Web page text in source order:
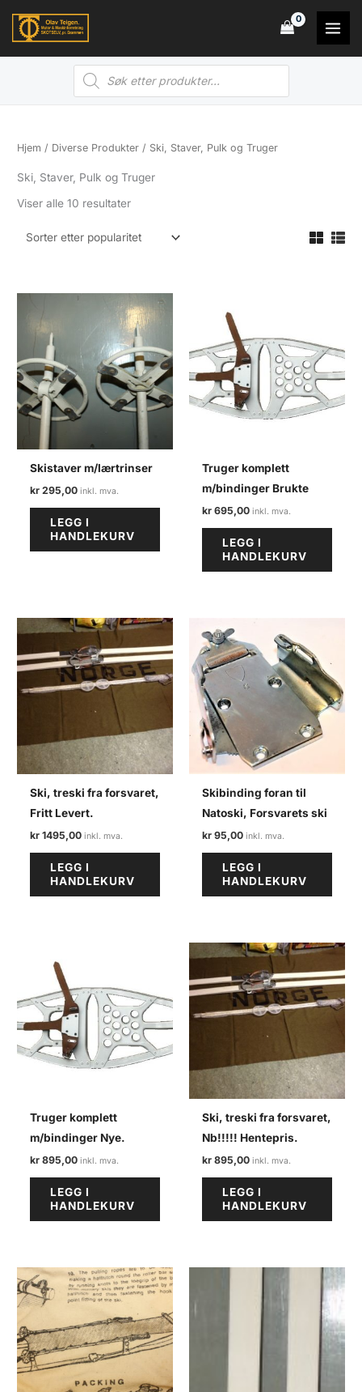
Products
search
Hjem / Diverse Produkter / Ski, Staver, Pulk og Truger
Ski, Staver, Pulk og Truger
Viser alle 10 resultaterSortert
Skistaver m/lærtrinser
kr 295,00
LEGG I
HANDLEKURV
Truger komplett
m/bindinger Brukte
kr 695,00
LEGG I
HANDLEKURV
Ski, treski fra forsvaret,
Fritt Levert.
kr 1495,00
LEGG I
HANDLEKURV
Skibinding foran til
Natoski, Forsvarets ski
kr 95,00
LEGG I
HANDLEKURV
Truger komplett
m/bindinger Nye.
kr 895,00
LEGG I
HANDLEKURV
Ski, treski fra forsvaret,
Nb!!!!! Hentepris.
kr 895,00
LEGG I
HANDLEKURV